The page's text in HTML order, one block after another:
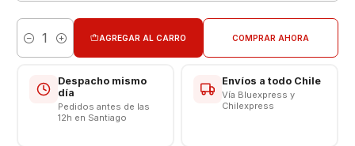
Cantidad
AGREGAR AL CARRO COMPRAR AHORA
Despacho mismo
día
Pedidos antes de las
12h en Santiago
Envíos a todo Chile
Vía Bluexpress y
Chilexpress